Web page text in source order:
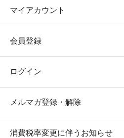
マイアカウント
会員登録
ログイン
メルマガ登録・解除
消費税率変更に伴うお知らせ